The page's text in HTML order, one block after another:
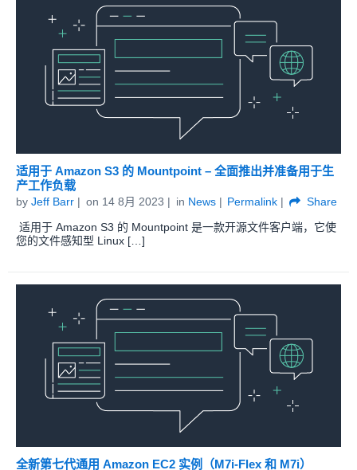
适用于 Amazon S3 的 Mountpoint – 全面推出并准备用于生
产工作负载
by Jeff Barr on 14 8月 2023 in News Permalink
Share
适用于 Amazon S3 的 Mountpoint 是一款开源文件客户端，它使
您的文件感知型 Linux […]
全新第七代通用 Amazon EC2 实例（M7i-Flex 和 M7i）